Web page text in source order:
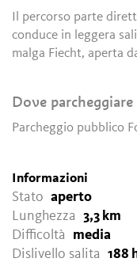
Il percorso parte
conduce in leggera
malga Fiecht, aperta
Dove parcheggiare
Parcheggio pubblico
Informazioni
Stato aperto
Lunghezza 3,3 km
Difficoltà
media
Dislivello salita 188